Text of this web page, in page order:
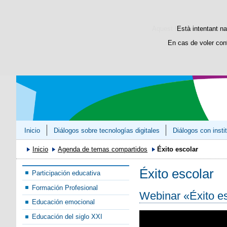
Aquest lloc web utilitza
Està intentant
En cas de voler
Inicio Diálogos sobre tecnologías digitales Diálogos con
Inicio Agenda de temas compartidos Éxito escolar
Participación educativa
Formación Profesional
Educación emocional
Educación del siglo XXI
Éxito escolar
Webinar «Éxito